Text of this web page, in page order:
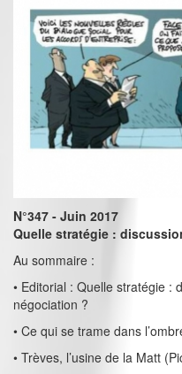
N°347 - Juin 2017
Quelle stratégie :
Au sommaire :
• Editorial : Quelle stratégie :
négociation ?
• Ce qui se trame dans
• Trèves, l’usine de la Matt